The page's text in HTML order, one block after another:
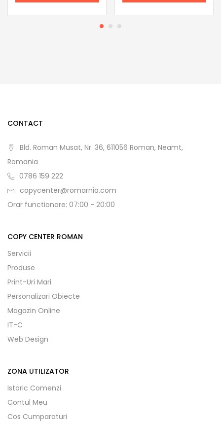
CONTACT
Bld. Roman Musat, Nr. 36, 611056 Roman, Neamt,
Romania
0786 159 222
copycenter@romarnia.com
Orar functionare: 07:00 - 20:00
COPY CENTER ROMAN
Servicii
Produse
Print-Uri Mari
Personalizari Obiecte
Magazin Online
IT-C
Web Design
ZONA UTILIZATOR
Istoric Comenzi
Contul Meu
Cos Cumparaturi